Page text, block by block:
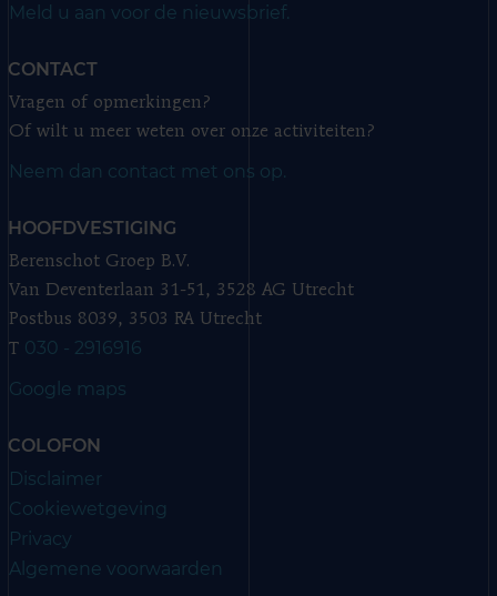
Meld u aan voor de nieuwsbrief.
CONTACT
Vragen of opmerkingen?
Of wilt u meer weten over onze activiteiten?
Neem dan contact met ons op.
HOOFDVESTIGING
Berenschot Groep B.V.
Van Deventerlaan 31-51, 3528 AG Utrecht
Postbus 8039, 3503 RA Utrecht
T 030 - 2916916
Google maps
COLOFON
Disclaimer
Cookiewetgeving
Privacy
Algemene voorwaarden